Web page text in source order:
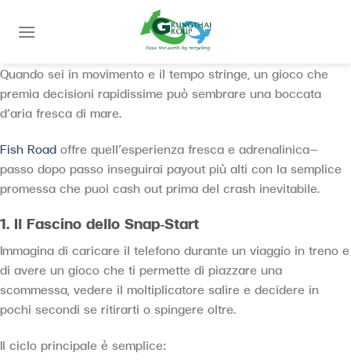
Quando sei in movimento e il tempo stringe, un gioco che
premia decisioni rapidissime può sembrare una boccata
d’aria fresca di mare.
Fish Road offre quell’esperienza fresca e adrenalinica—
passo dopo passo inseguirai payout più alti con la semplice
promessa che puoi cash out prima del crash inevitabile.
1. Il Fascino dello Snap‑Start
Immagina di caricare il telefono durante un viaggio in treno e
di avere un gioco che ti permette di piazzare una
scommessa, vedere il moltiplicatore salire e decidere in
pochi secondi se ritirarti o spingere oltre.
Il ciclo principale è semplice: